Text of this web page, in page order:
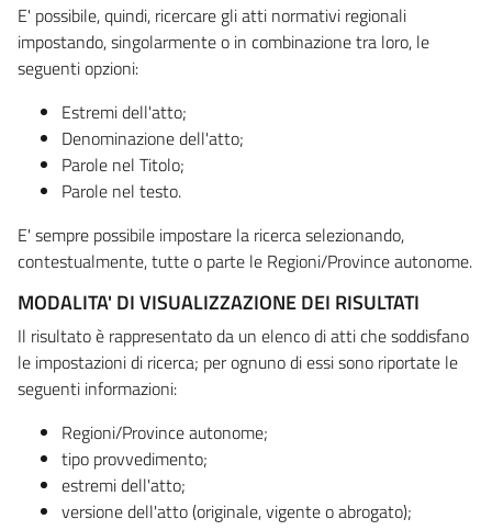
E' possibile, quindi, ricercare gli atti normativi regionali
impostando, singolarmente o in combinazione tra loro, le
seguenti opzioni:
Estremi dell'atto;
Denominazione dell'atto;
Parole nel Titolo;
Parole nel testo.
E' sempre possibile impostare la ricerca selezionando,
contestualmente, tutte o parte le Regioni/Province autonome.
MODALITA' DI VISUALIZZAZIONE DEI RISULTATI
Il risultato è rappresentato da un elenco di atti che soddisfano
le impostazioni di ricerca; per ognuno di essi sono riportate le
seguenti informazioni:
Regioni/Province autonome;
tipo provvedimento;
estremi dell'atto;
versione dell'atto (originale, vigente o abrogato);